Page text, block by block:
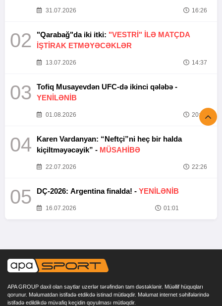
31.07.2026 16:26
02 "Qarabağ"da iki itki: "VESTRİ" İLƏ MATÇDA
İŞTİRAK ETMƏYƏCƏKLƏR
13.07.2026 14:37
03
Tofiq Musayevdən UFC-də ikinci qələbə -
YENİLƏNİB
01.08.2026 20:52
04
Karen Vardanyan: “Neftçi”ni heç bir halda
kiçiltməyəcəyik” - MÜSAHİBƏ
22.07.2026 22:26
05 DÇ-2026: Argentina finalda! - YENİLƏNİB
16.07.2026 01:01
APA GROUP daxil olan saytlar uzerlər tərəfindən tam dəstəklənir. Müəllif hüquqları
qorunur. Məlumatdan istifadə etdikdə istinad mütləqdir. Məlumat internet səhifələrində
istifadə edildikdə müvafiq keçidin qoyulması mütləqdir.